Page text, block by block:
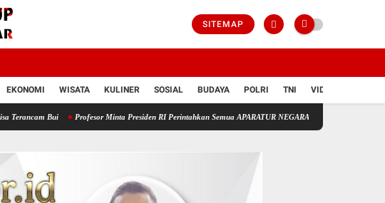
SITEMAP
EKONOMI WISATA KULINER SOSIAL BUDAYA POLRI TNI VIDIO
Profesor Minta Presiden RI Perintahkan Semua APARATUR NEGARA Di Seluruh Indonesia Tertibkan